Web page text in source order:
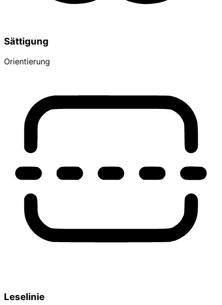
Sättigung
Orientierung
Leselinie